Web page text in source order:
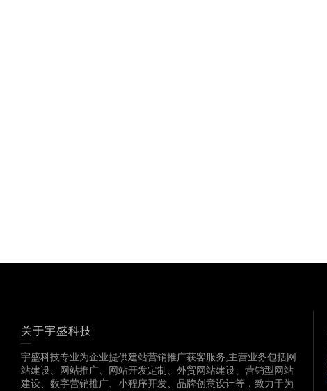
关于宇盛科技
宇盛科技专业为企业提供建站营销推广获客服务,主营业务包括网
站建设、网站推广、网站开发定制、外贸网站建设、营销型网站
建设、数字营销推广、小程序开发、品牌创意设计等，致力于为